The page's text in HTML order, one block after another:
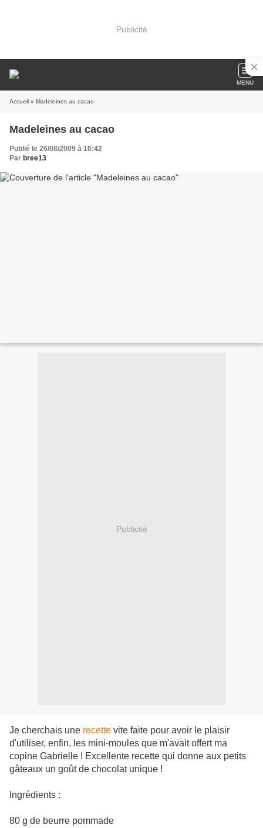
Publicité
MENU
Accueil » Madeleines au cacao
Madeleines au cacao
Publié le 26/08/2009 à 16:42
Par bree13
Publicité
Je cherchais une recette vite faite pour avoir le plaisir
d'utiliser, enfin, les mini-moules que m'avait offert ma
copine Gabrielle ! Excellente recette qui donne aux petits
gâteaux un goût de chocolat unique !
Ingrédients :
80 g de beurre pommade